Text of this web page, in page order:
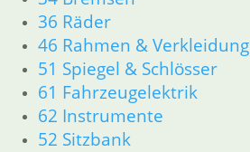
36 Räder
46 Rahmen & Verkleidung
51 Spiegel & Schlösser
61 Fahrzeugelektrik
62 Instrumente
52 Sitzbank